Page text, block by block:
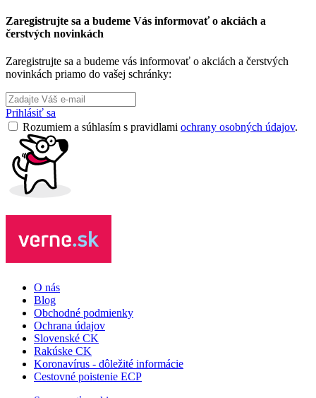
Zaregistrujte sa a budeme Vás informovať o akciách a
čerstvých novinkách
Zaregistrujte sa a budeme vás informovať o akciách a čerstvých
novinkách priamo do vašej schránky:
Prihlásiť sa
Rozumiem a súhlasím s pravidlami ochrany osobných údajov.
O nás
Blog
Obchodné podmienky
Ochrana údajov
Slovenské CK
Rakúske CK
Koronavírus - dôležité informácie
Cestovné poistenie ECP